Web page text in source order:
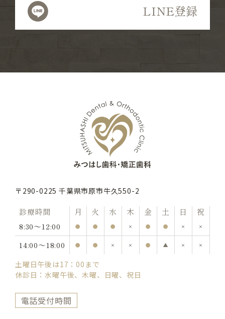
LINE登録
〒290-0225 千葉県市原市牛久550-2
診療時間 月 火 水 木 金 土 日
祝
8:30〜12:00
● ● ● × ● ● × ×
14:00〜18:00 ● ● × × ● ▲ × ×
土曜日午後は17：00まで
休診日：水曜午後、木曜、日曜、祝日
電話受付時間